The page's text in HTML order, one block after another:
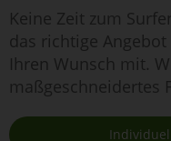
Keine Zeit zum
das richtige
Ihren Wunsch mit.
maßgeschneidertes